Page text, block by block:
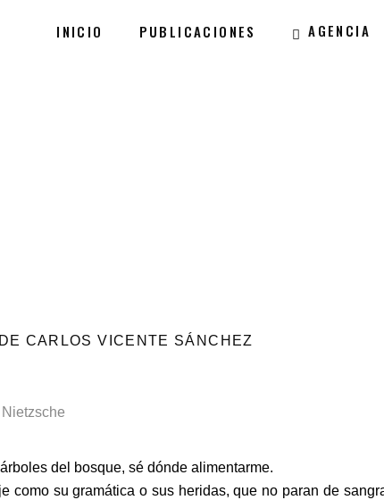
INICIO PUBLICACIONES AGENCIA
DE CARLOS VICENTE SÁNCHEZ
Nietzsche
del bosque, sé dónde alimentarme.
su gramática o sus heridas, que no paran de